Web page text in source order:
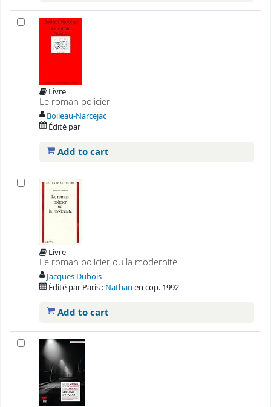
Livre
Le roman policier
Boileau-Narcejac
Édité par
Add to cart
Livre
Le roman policier ou la modernité
Jacques Dubois
Édité par Paris : Nathan en cop. 1992
Add to cart